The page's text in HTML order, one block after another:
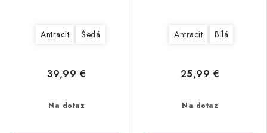
Antracit Šedá
Na dotaz
39,99 €
Antracit Bílá
Na dotaz
25,99 €